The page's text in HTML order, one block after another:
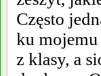
Często
ku
z klasy, a